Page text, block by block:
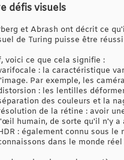
défis visuels
et Abrash ont décrit ce
de Turing puisse être
voici ce que cela signifie :
: la caractéristique
Par exemple, les
: les lentilles
des couleurs et la
de la rétine : avoir
humain, de sorte qu'il n'y a
: également connu sous
dans le monde